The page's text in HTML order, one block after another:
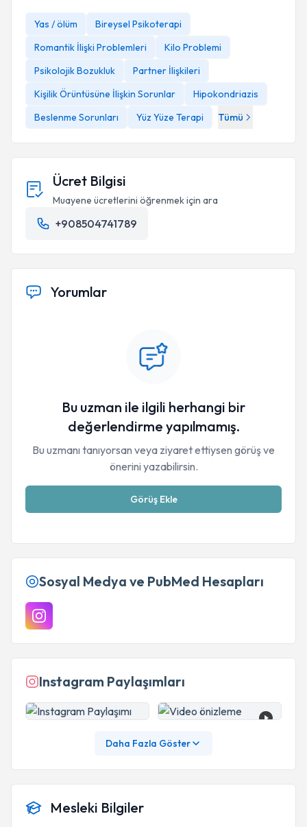
Yas / ölüm
Bireysel Psikoterapi
Romantik İlişki Problemleri
Kilo Problemi
Psikolojik Bozukluk
Partner İlişkileri
Kişilik Örüntüsüne İlişkin Sorunlar
Hipokondriazis
Beslenme Sorunları
Yüz Yüze Terapi Tümü
Ücret Bilgisi
Muayene ücretlerini öğrenmek için ara
+908504741789
Yorumlar
Bu uzman ile ilgili herhangi bir
değerlendirme yapılmamış.
Bu uzmanı tanıyorsan veya ziyaret ettiysen görüş ve
önerini yazabilirsin.
Görüş Ekle
Sosyal Medya ve PubMed Hesapları
Instagram Paylaşımları
Daha Fazla Göster
Mesleki Bilgiler